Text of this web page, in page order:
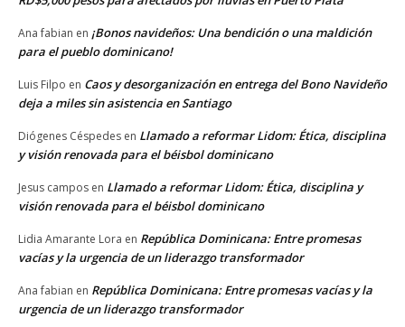
Ana fabian en ¡Bonos navideños: Una bendición o una maldición
para el pueblo dominicano!
Luis Filpo en Caos y desorganización en entrega del Bono Navideño
deja a miles sin asistencia en Santiago
Diógenes Céspedes en Llamado a reformar Lidom: Ética, disciplina
y visión renovada para el béisbol dominicano
Jesus campos en Llamado a reformar Lidom: Ética, disciplina y
visión renovada para el béisbol dominicano
Lidia Amarante Lora en República Dominicana: Entre promesas
vacías y la urgencia de un liderazgo transformador
Ana fabian en República Dominicana: Entre promesas vacías y la
urgencia de un liderazgo transformador